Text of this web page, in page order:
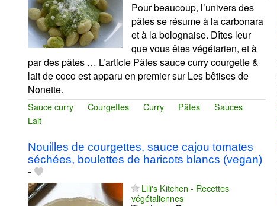
Pour beaucoup, l’univers des
pâtes se résume à la carbonara
et à la bolognaise. Dîtes leur
que vous êtes végétarien, et à
par des pâtes … L’article Pâtes sauce curry courgette &
lait de coco est apparu en premier sur Les bêtises de
Nonette.
Sauce curry Courgettes Curry Pâtes
Sauces
Lait
Nouilles de courgettes, sauce cajou tomates
séchées, boulettes de haricots blancs (vegan)
-
Lili's Kitchen - Recettes
végétaliennes